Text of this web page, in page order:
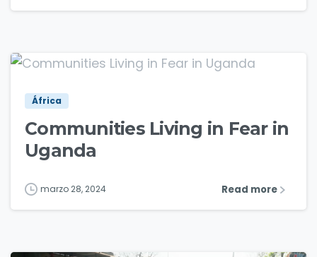
África
Communities Living in Fear in
Uganda
marzo 28, 2024 Read more